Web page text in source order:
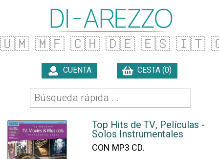
🇺🇲 🇲🇫 🇨🇭 🇩🇪 🇪🇸 🇮🇹
CUENTA CESTA (0)
Top Hits de TV, Películas -
Solos Instrumentales
CON MP3 CD.